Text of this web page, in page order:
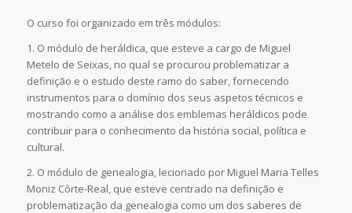
O curso foi organizado em três módulos:
1. O módulo de heráldica, que esteve a cargo de Miguel
Metelo de Seixas, no qual se procurou problematizar a
definição e o estudo deste ramo do saber, fornecendo
instrumentos para o domínio dos seus aspetos técnicos e
mostrando como a análise dos emblemas heráldicos pode
contribuir para o conhecimento da história social, política e
cultural.
2. O módulo de genealogia, lecionado por Miguel Maria Telles
Moniz Côrte-Real, que esteve centrado na definição e
problematização da genealogia como um dos saberes de